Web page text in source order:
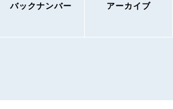
バックナンバー アーカイブ